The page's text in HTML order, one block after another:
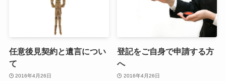
任意後見契約と遺言につい
て
2016年4月26日
登記をご自身で申請する方
へ
2016年4月26日